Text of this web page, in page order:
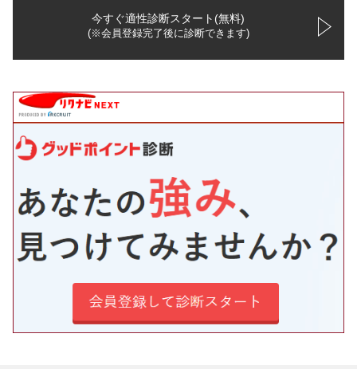
今すぐ適性診断スタート(無料)
(※会員登録完了後に診断できます)